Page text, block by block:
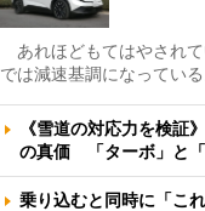
あれほどもてはやされ
では減速基調になってい
《雪道の対応力を検証
の真価 「ターボ」と
乗り込むと同時に「こ